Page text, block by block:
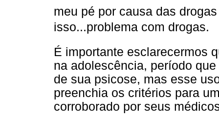
meu pé por causa das
isso...problema com drogas.
É importante esclarecermos
na adolescência, período
de sua psicose, mas esse
preenchia os critérios para
corroborado por seus